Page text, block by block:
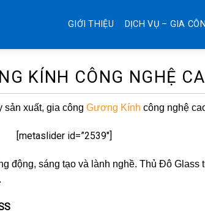
GIỚI THIỆU DỊCH VỤ – GIA
KÍNH CÔNG NGHỆ
sản xuất, gia công Gương Kính công nghệ
[metaslider id=”2539″]
động, sáng tạo và lành nghề. Thủ Đô